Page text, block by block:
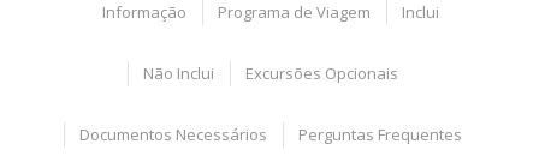
Informação Programa de Viagem Inclui
Não Inclui Excursões Opcionais
Documentos Necessários Perguntas Frequentes